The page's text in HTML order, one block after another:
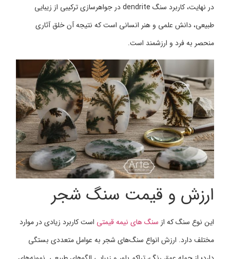
در نهایت، کاربرد سنگ dendrite در جواهرسازی ترکیبی از زیبایی
طبیعی، دانش علمی و هنر انسانی است که نتیجه آن خلق آثاری
منحصر به فرد و ارزشمند است.
ارزش و قیمت سنگ شجر
این نوع سنگ که از سنگ های نیمه قیمتی است کاربرد زیادی در موارد
مختلف دارد. ارزش انواع سنگ‌های شجر به عوامل متعددی بستگی